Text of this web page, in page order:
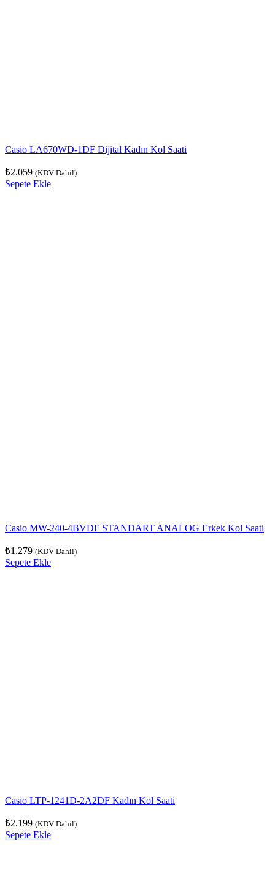
Casio LA670WD-1DF Dijital Kadın Kol Saati
₺2.059 (KDV Dahil)
Sepete Ekle
Casio MW-240-4BVDF STANDART ANALOG Erkek Kol Saati
₺1.279 (KDV Dahil)
Sepete Ekle
Casio LTP-1241D-2A2DF Kadın Kol Saati
₺2.199 (KDV Dahil)
Sepete Ekle